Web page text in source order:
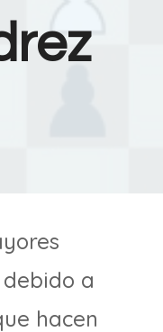
a
hacen